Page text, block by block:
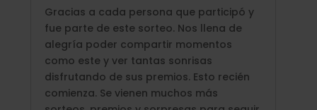
Gracias a cada persona que participó y
fue parte de este sorteo. Nos llena de
alegría poder compartir momentos
como este y ver tantas sonrisas
disfrutando de sus premios. Esto recién
comienza. Se vienen muchos más